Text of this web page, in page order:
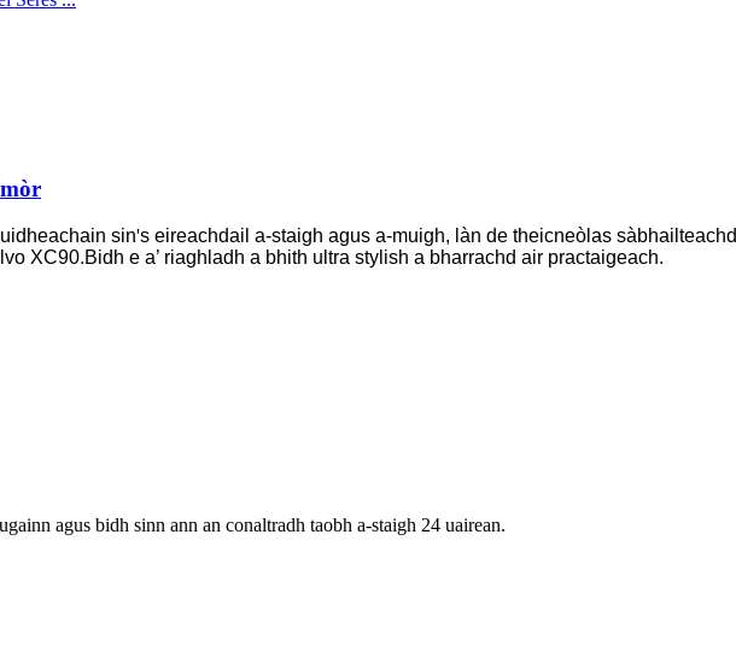
sin's eireachdail a-staigh agus a-muigh, làn de theicneòlas
XC90.Bidh e a’ riaghladh a bhith ultra stylish a bharrachd air practaigeach.
agus bidh sinn ann an conaltradh taobh a-staigh 24 uairean.